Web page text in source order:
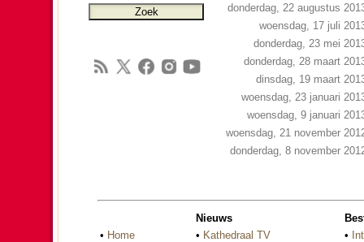
donderdag, 22 augustus
woensdag, 17 juli
donderdag, 23 mei
donderdag, 28 maart
dinsdag, 19 maart
woensdag, 23 januari
woensdag, 9 januari
woensdag, 21 november
donderdag, 8 november
• Home
Nieuws
• Kathedraal TV
•